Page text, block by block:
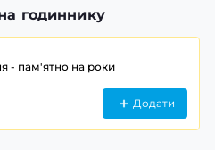
годиннику
- пам'ятно на роки
Додати